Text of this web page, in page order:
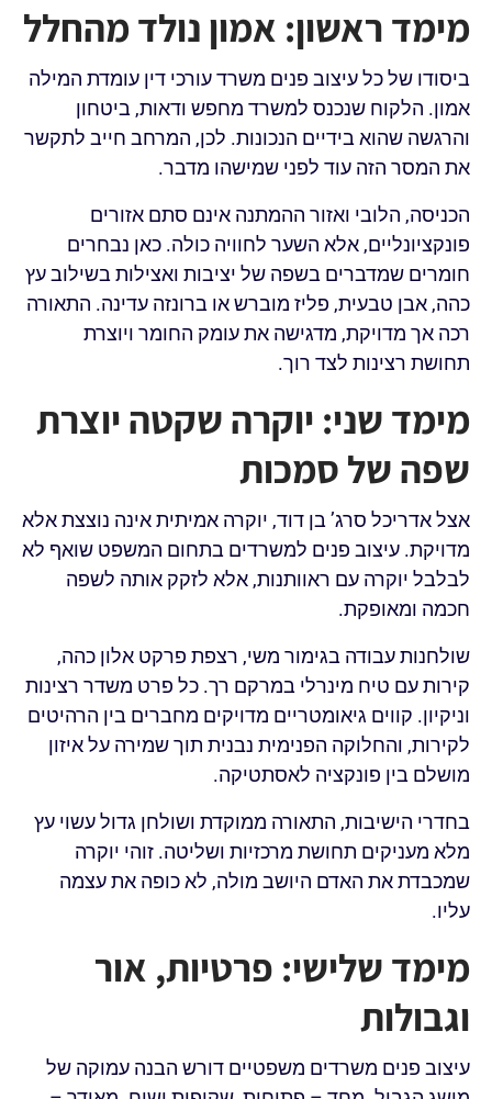
מימד ראשון: אמון נולד מהחלל
ביסודו של כל עיצוב פנים משרד עורכי דין עומדת המילה
אמון. הלקוח שנכנס למשרד מחפש ודאות, ביטחון
והרגשה שהוא בידיים הנכונות. לכן, המרחב חייב לתקשר
את המסר הזה עוד לפני שמישהו מדבר.
הכניסה, הלובי ואזור ההמתנה אינם סתם אזורים
פונקציונליים, אלא השער לחוויה כולה. כאן נבחרים
חומרים שמדברים בשפה של יציבות ואצילות בשילוב עץ
כהה, אבן טבעית, פליז מוברש או ברונזה עדינה. התאורה
רכה אך מדויקת, מדגישה את עומק החומר ויוצרת
תחושת רצינות לצד רוך.
מימד שני: יוקרה שקטה יוצרת
שפה של סמכות
אצל אדריכל סרג’ בן דוד, יוקרה אמיתית אינה נוצצת אלא
מדויקת. עיצוב פנים למשרדים בתחום המשפט שואף לא
לבלבל יוקרה עם ראוותנות, אלא לזקק אותה לשפה
חכמה ומאופקת.
שולחנות עבודה בגימור משי, רצפת פרקט אלון כהה,
קירות עם טיח מינרלי במרקם רך. כל פרט משדר רצינות
וניקיון. קווים גיאומטריים מדויקים מחברים בין הרהיטים
לקירות, והחלוקה הפנימית נבנית תוך שמירה על איזון
מושלם בין פונקציה לאסתטיקה.
בחדרי הישיבות, התאורה ממוקדת ושולחן גדול עשוי עץ
מלא מעניקים תחושת מרכזיות ושליטה. זוהי יוקרה
שמכבדת את האדם היושב מולה, לא כופה את עצמה
עליו.
מימד שלישי: פרטיות, אור
וגבולות
עיצוב פנים משרדים משפטיים דורש הבנה עמוקה של